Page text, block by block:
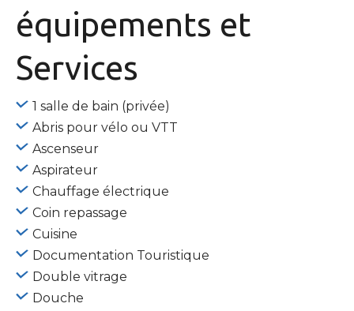
équipements et
Services
1 salle de bain (privée)
Abris pour vélo ou VTT
Ascenseur
Aspirateur
Chauffage électrique
Coin repassage
Cuisine
Documentation Touristique
Double vitrage
Douche